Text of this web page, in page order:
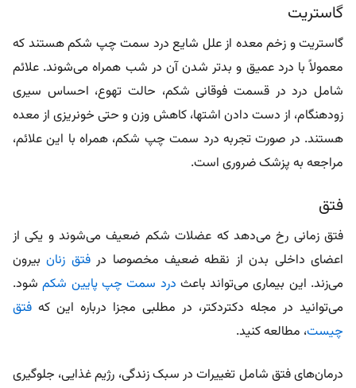
گاستریت
گاستریت و زخم معده از علل شایع درد سمت چپ شکم هستند که
معمولاً با درد عمیق و بدتر شدن آن در شب همراه می‌شوند. علائم
شامل درد در قسمت فوقانی شکم، حالت تهوع، احساس سیری
زودهنگام، از دست دادن اشتها، کاهش وزن و حتی خونریزی از معده
هستند. در صورت تجربه درد سمت چپ شکم، همراه با این علائم،
مراجعه به پزشک ضروری است.
فتق
فتق زمانی رخ می‌دهد که عضلات شکم ضعیف می‌شوند و یکی از
اعضای داخلی بدن از نقطه ضعیف مخصوصا درفتق زنانبیرون
می‌زند. این بیماری می‌تواند باعث درد سمت چپ پایین شکمشود.
می‌توانید در مجله دکتردکتر، در مطلبی مجزا درباره این که فتق
چیست، مطالعه کنید.
درمان‌های فتق شامل تغییرات در سبک زندگی، رژیم غذایی، جلوگیری